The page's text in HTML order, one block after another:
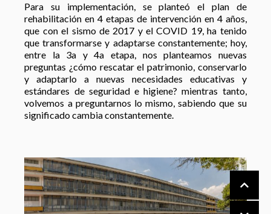
Para su implementación, se planteó el plan de
rehabilitación en 4 etapas de intervención en 4 años,
que con el sismo de 2017 y el COVID 19, ha tenido
que transformarse y adaptarse constantemente; hoy,
entre la 3a y 4a etapa, nos planteamos nuevas
preguntas ¿cómo rescatar el patrimonio, conservarlo
y adaptarlo a nuevas necesidades educativas y
estándares de seguridad e higiene? mientras tanto,
volvemos a preguntarnos lo mismo, sabiendo que su
significado cambia constantemente.